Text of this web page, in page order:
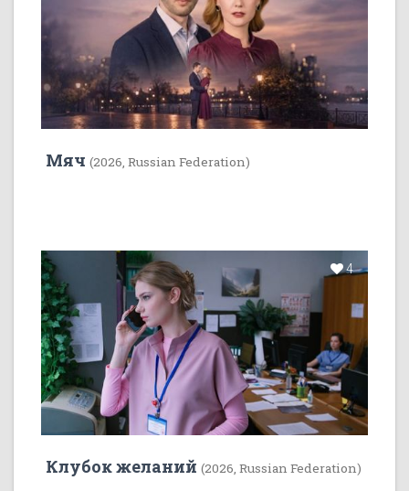
Мяч (2026, Russian Federation)
4
Клубок желаний (2026, Russian Federation)